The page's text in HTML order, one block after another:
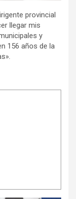
provincial
llegar mis
y
156 años de la